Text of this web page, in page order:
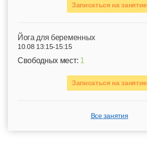
Записаться на занятие
Йога для беременных
10.08 13:15-15:15
Свободных мест: 1
Записаться на занятие
Все занятия